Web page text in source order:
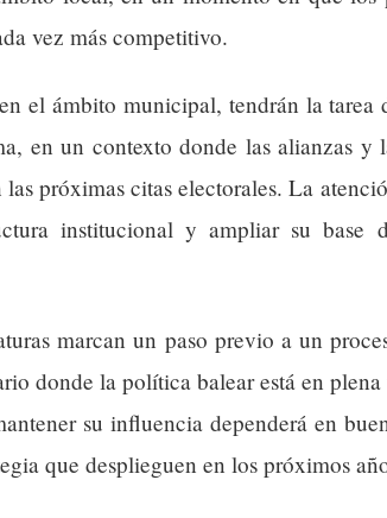
vez más competitivo.
el ámbito municipal, tendrán la tarea
en un contexto donde las alianzas y
próximas citas electorales. La
institucional y ampliar su base
marcan un paso previo a un
donde la política balear está en
su influencia dependerá en
que desplieguen en los próximos